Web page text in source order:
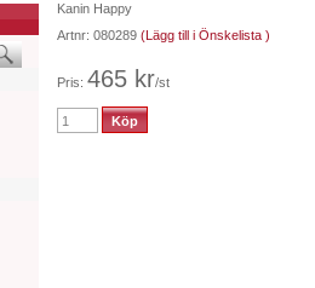
Kanin Happy
Artnr: 080289 (Lägg till i Önskelista )
Pris: 465 kr/st